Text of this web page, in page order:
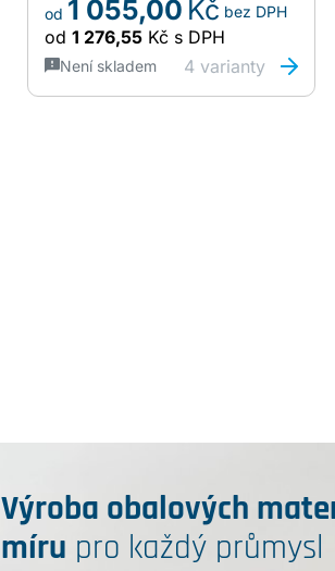
25my, barva bílá, ecogreen, tmavě
zelená. Do košíku zadáte počet
rolí,…
Není skladem
od 1 055,00 Kč bez DPH
od 1 276,55 Kč s DPH
4 varianty
Výroba obalových
míru pro každý průmysl